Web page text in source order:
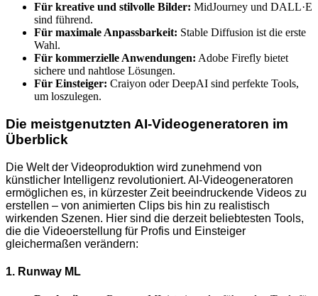
Für kreative und stilvolle Bilder: MidJourney und DALL·E
sind führend.
Für maximale Anpassbarkeit: Stable Diffusion ist die erste
Wahl.
Für kommerzielle Anwendungen: Adobe Firefly bietet
sichere und nahtlose Lösungen.
Für Einsteiger: Craiyon oder DeepAI sind perfekte Tools,
um loszulegen.
Die meistgenutzten AI-Videogeneratoren im
Überblick
Die Welt der Videoproduktion wird zunehmend von
künstlicher Intelligenz revolutioniert. AI-Videogeneratoren
ermöglichen es, in kürzester Zeit beeindruckende Videos zu
erstellen – von animierten Clips bis hin zu realistisch
wirkenden Szenen. Hier sind die derzeit beliebtesten Tools,
die die Videoerstellung für Profis und Einsteiger
gleichermaßen verändern:
1. Runway ML